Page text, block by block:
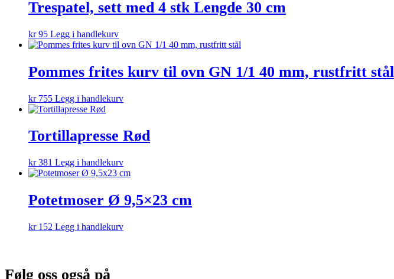
Trespatel, sett med 4 stk Lengde 30 cm
kr95 Legg i handlekurv
Pommes frites kurv til ovn GN 1/1 40 mm, rustfritt stål
kr755 Legg i handlekurv
Tortillapresse Rød
kr381 Legg i handlekurv
Potetmoser Ø 9,5×23 cm
kr152 Legg i handlekurv
Følg oss også på